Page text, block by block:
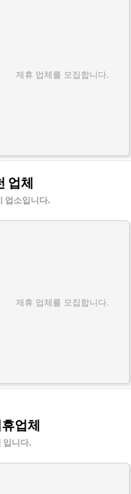
제휴 업체를 모집합니다.
업체
업소입니다.
제휴 업체를 모집합니다.
업체
입니다.